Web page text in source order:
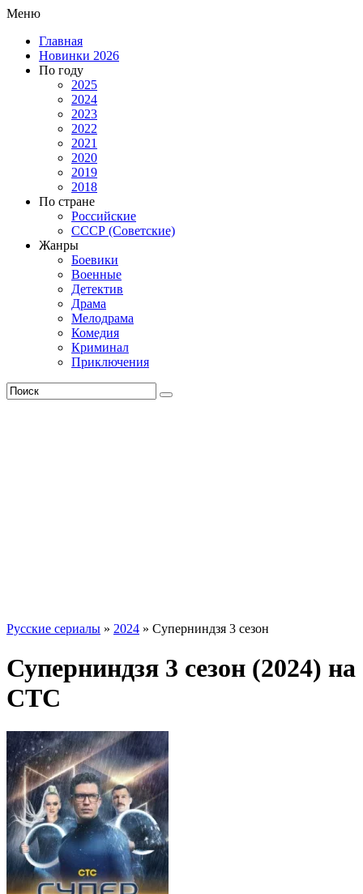
Меню
Главная
Новинки 2026
По году
2025
2024
2023
2022
2021
2020
2019
2018
По стране
Российские
СССР (Советские)
Жанры
Боевики
Военные
Детектив
Драма
Мелодрама
Комедия
Криминал
Приключения
Русские сериалы » 2024 » Суперниндзя 3 сезон
Суперниндзя 3 сезон (2024) на
СТС